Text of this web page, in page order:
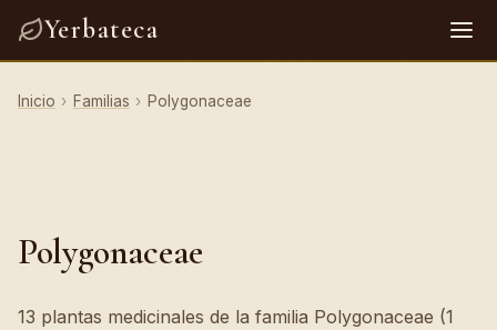
Yerbateca
Inicio › Familias › Polygonaceae
Polygonaceae
13 plantas medicinales de la familia Polygonaceae (1